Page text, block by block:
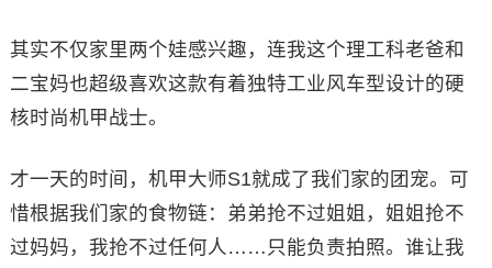
其实不仅家里两个娃感兴趣，连我这个理工科老爸和
二宝妈也超级喜欢这款有着独特工业风车型设计的硬
核时尚机甲战士。
才一天的时间，机甲大师S1就成了我们家的团宠。可
惜根据我们家的食物链：弟弟抢不过姐姐，姐姐抢不
过妈妈，我抢不过任何人……只能负责拍照。谁让我